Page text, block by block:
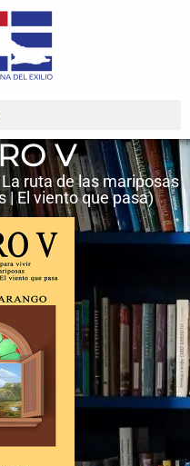
V
ruta de las mariposas
| El viento que pasa)